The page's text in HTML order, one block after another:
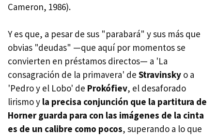
Cameron, 1986).
Y es que, a pesar de sus "parabará" y sus más que
obvias "deudas" —que aquí por momentos se
convierten en préstamos directos— a 'La
consagración de la primavera' de Stravinsky o a
'Pedro y el Lobo' de Prokófiev, el desaforado
lirismo y la precisa conjunción que la partitura de
Horner guarda para con las imágenes de la cinta
es de un calibre como pocos, superando a lo que